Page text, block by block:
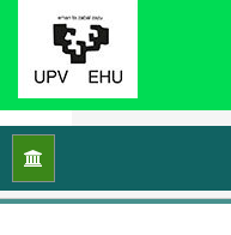
Inicio